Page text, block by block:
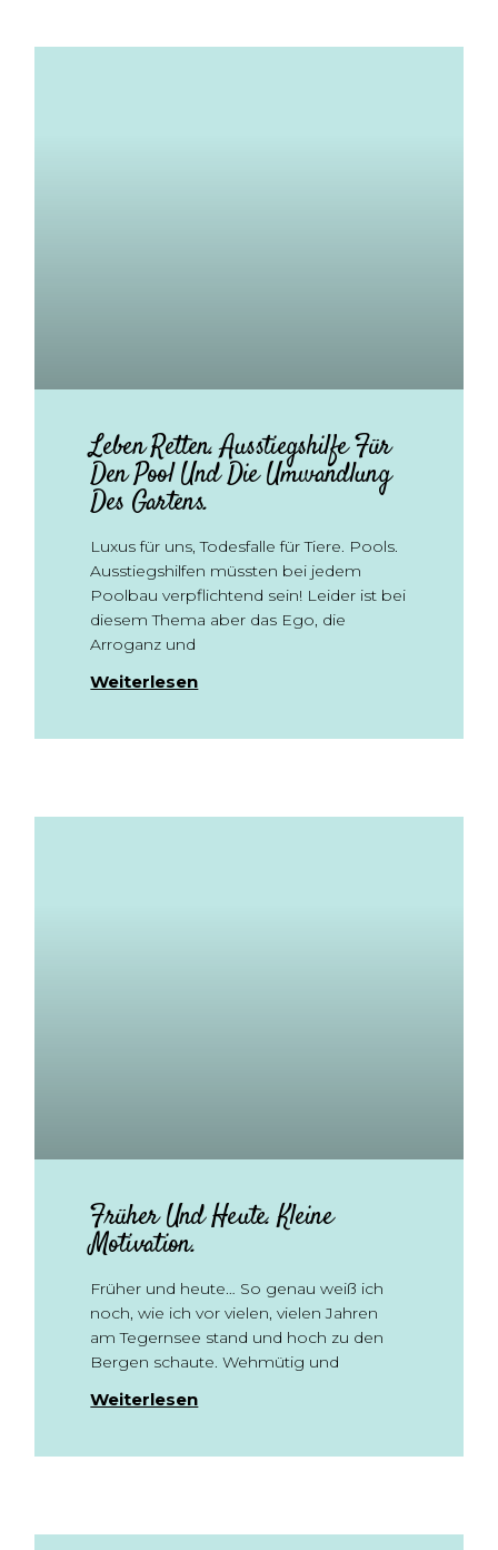
Leben Retten. Ausstiegshilfe Für
Den Pool Und Die Umwandlung
Des Gartens.
Luxus für uns, Todesfalle für Tiere. Pools.
Ausstiegshilfen müssten bei jedem
Poolbau verpflichtend sein! Leider ist bei
diesem Thema aber das Ego, die
Arroganz und
Weiterlesen
Früher Und Heute. Kleine
Motivation.
Früher und heute… So genau weiß ich
noch, wie ich vor vielen, vielen Jahren
am Tegernsee stand und hoch zu den
Bergen schaute. Wehmütig und
Weiterlesen